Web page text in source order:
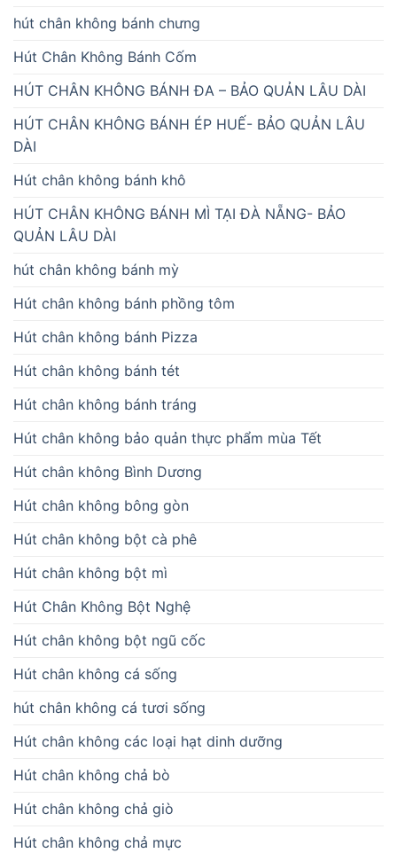
hút chân không bánh chưng
Hút Chân Không Bánh Cốm
HÚT CHÂN KHÔNG BÁNH ĐA – BẢO QUẢN LÂU DÀI
HÚT CHÂN KHÔNG BÁNH ÉP HUẾ- BẢO QUẢN LÂU
DÀI
Hút chân không bánh khô
HÚT CHÂN KHÔNG BÁNH MÌ TẠI ĐÀ NẴNG- BẢO
QUẢN LÂU DÀI
hút chân không bánh mỳ
Hút chân không bánh phồng tôm
Hút chân không bánh Pizza
Hút chân không bánh tét
Hút chân không bánh tráng
Hút chân không bảo quản thực phẩm mùa Tết
Hút chân không Bình Dương
Hút chân không bông gòn
Hút chân không bột cà phê
Hút chân không bột mì
Hút Chân Không Bột Nghệ
Hút chân không bột ngũ cốc
Hút chân không cá sống
hút chân không cá tươi sống
Hút chân không các loại hạt dinh dưỡng
Hút chân không chả bò
Hút chân không chả giò
Hút chân không chả mực